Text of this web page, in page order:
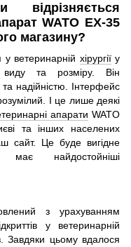
відрізняється
WATO EX-35
магазину?
ветеринарній хірургіїу
виду та розміру. Він
та надійністю. Інтерфейс
І це лише деякі
апарати WATO
та інших населених
сайт. Це буде вигідне
найдостойніші
з урахуванням
у ветеринарній
Завдяки цьому вдалося